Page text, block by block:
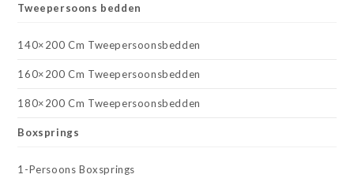
Tweepersoons bedden
140×200 Cm Tweepersoonsbedden
160×200 Cm Tweepersoonsbedden
180×200 Cm Tweepersoonsbedden
Boxsprings
1-Persoons Boxsprings